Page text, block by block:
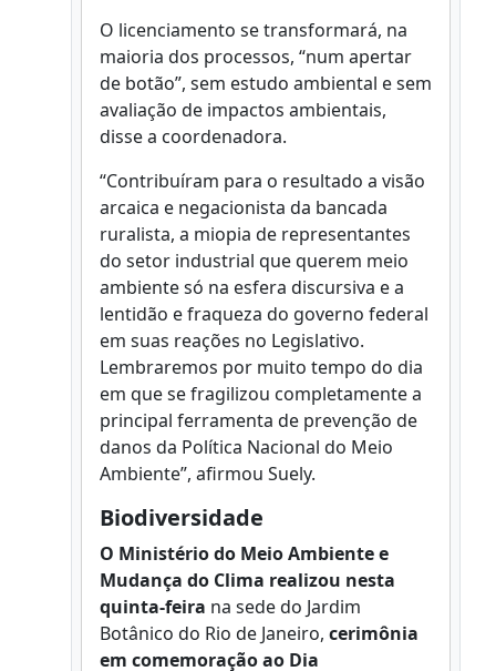
O licenciamento se transformará, na
maioria dos processos, “num apertar
de botão”, sem estudo ambiental e sem
avaliação de impactos ambientais,
disse a coordenadora.
“Contribuíram para o resultado a visão
arcaica e negacionista da bancada
ruralista, a miopia de representantes
do setor industrial que querem meio
ambiente só na esfera discursiva e a
lentidão e fraqueza do governo federal
em suas reações no Legislativo.
Lembraremos por muito tempo do dia
em que se fragilizou completamente a
principal ferramenta de prevenção de
danos da Política Nacional do Meio
Ambiente”, afirmou Suely.
Biodiversidade
O Ministério do Meio Ambiente e
Mudança do Clima realizou nesta
quinta-feira na sede do Jardim
Botânico do Rio de Janeiro, cerimônia
em comemoração ao Dia